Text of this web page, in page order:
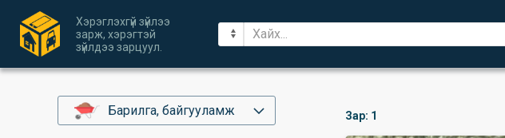
Хэрэглэхгүй зүйлээ
зарж, хэрэгтэй
зүйлдээ зарцуул.
Барилга, байгууламж Зар: 1